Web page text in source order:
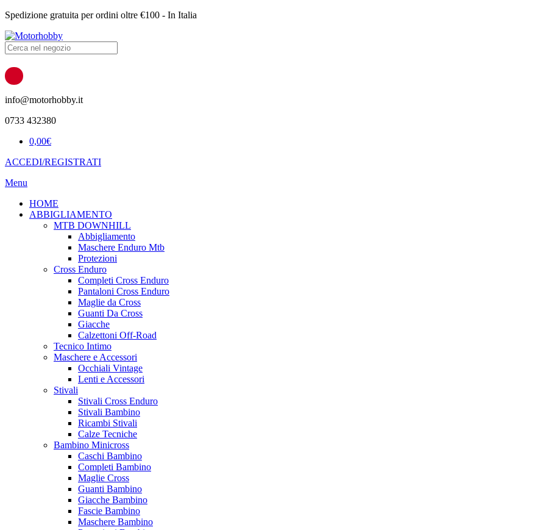
Spedizione gratuita per ordini oltre €100 - In Italia
Products
search
info@motorhobby.it
0733 432380
0,00€
ACCEDI/REGISTRATI
Menu
HOME
ABBIGLIAMENTO
MTB DOWNHILL
Abbigliamento
Maschere Enduro Mtb
Protezioni
Cross Enduro
Completi Cross Enduro
Pantaloni Cross Enduro
Maglie da Cross
Guanti Da Cross
Giacche
Calzettoni Off-Road
Tecnico Intimo
Maschere e Accessori
Occhiali Vintage
Lenti e Accessori
Stivali
Stivali Cross Enduro
Stivali Bambino
Ricambi Stivali
Calze Tecniche
Bambino Minicross
Caschi Bambino
Completi Bambino
Maglie Cross
Guanti Bambino
Giacche Bambino
Fascie Bambino
Maschere Bambino